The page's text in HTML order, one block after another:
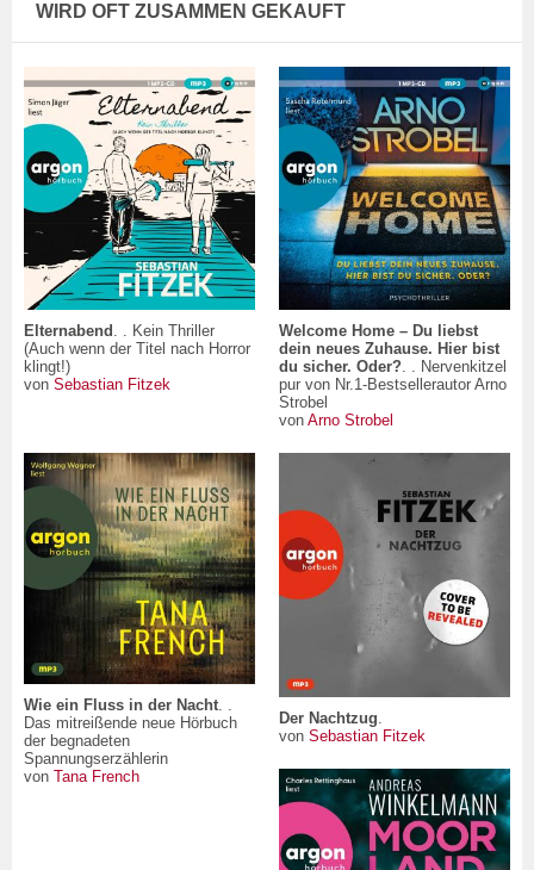
WIRD OFT ZUSAMMEN GEKAUFT
Elternabend . . Kein Thriller
(Auch wenn der Titel nach Horror
klingt!)
von Sebastian Fitzek
Welcome Home – Du liebst
dein neues Zuhause. Hier bist
du sicher. Oder?. . Nervenkitzel
pur von Nr.1-Bestsellerautor Arno
Strobel
von Arno Strobel
Wie ein Fluss in der Nacht. .
Das mitreißende neue Hörbuch
der begnadeten
Spannungserzählerin
von Tana French
Der Nachtzug
von Sebastian Fitzek